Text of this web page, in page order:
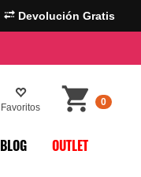
Devolución Gratis
Favoritos 0
BLOG OUTLET